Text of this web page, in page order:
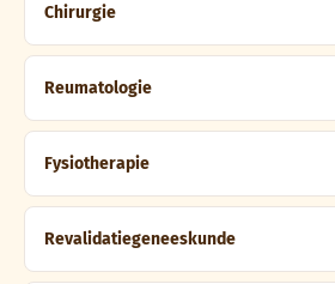
Chirurgie
Reumatologie
Fysiotherapie
Revalidatiegeneeskunde